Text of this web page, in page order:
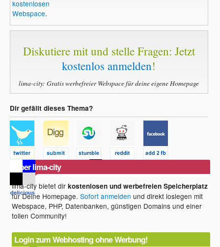
kostenlosen
Webspace.
Diskutiere mit und stelle Fragen: Jetzt
kostenlos anmelden!
lima-city: Gratis werbefreier Webspace für deine eigene Homepage
Dir gefällt dieses Thema?
Über lima-city
lima-city bietet dirkostenlosen und werbefreien Speicherplatz
für Deine Homepage.Sofort anmelden und direkt loslegen mit
Webspace, PHP, Datenbanken, günstigen Domains und einer
tollen Community!
Login zum Webhosting ohne Werbung!